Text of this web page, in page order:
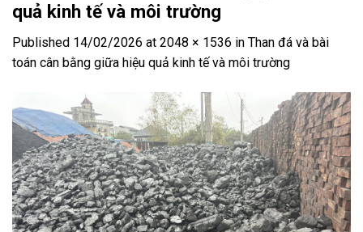
quả kinh tế và môi trường
Published 14/02/2026 at 2048 × 1536 in Than đá và bài
toán cân bằng giữa hiệu quả kinh tế và môi trường